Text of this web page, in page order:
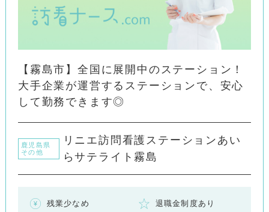
【霧島市】全国に展開中のステーション！
大手企業が運営するステーションで、安心
して勤務できます◎
鹿児島県
その他
リニエ訪問看護ステーションあい
らサテライト霧島
残業少なめ 退職金制度あり